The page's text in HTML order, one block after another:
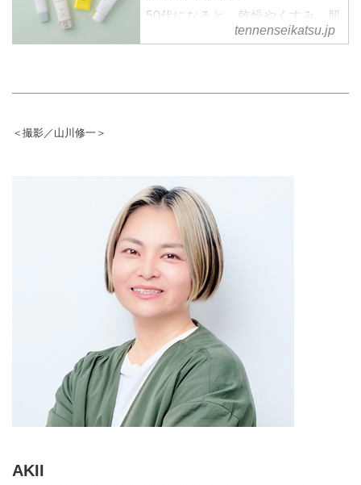
50代になると、乾燥やくすみ、肌
のゆらぎなど、若いころとは違う
でなく保湿力や使い心地で選ぶこ
tennenseikatsu.jp
＜撮影／山川修一＞
AKII